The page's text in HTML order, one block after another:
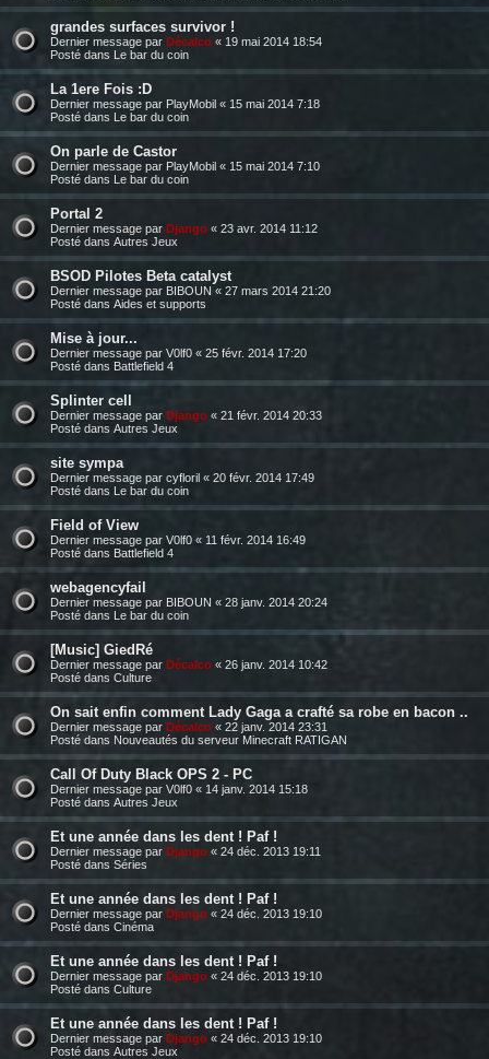
grandes surfaces survivor !
Dernier message par Décalco « 19 mai 2014 18:54
Posté dans Le bar du coin
La 1ere Fois :D
Dernier message par PlayMobil « 15 mai 2014 7:18
Posté dans Le bar du coin
On parle de Castor
Dernier message par PlayMobil « 15 mai 2014 7:10
Posté dans Le bar du coin
Portal 2
Dernier message par Django « 23 avr. 2014 11:12
Posté dans Autres Jeux
BSOD Pilotes Beta catalyst
Dernier message par BIBOUN « 27 mars 2014 21:20
Posté dans Aides et supports
Mise à jour...
Dernier message par V0lf0 « 25 févr. 2014 17:20
Posté dans Battlefield 4
Splinter cell
Dernier message par Django « 21 févr. 2014 20:33
Posté dans Autres Jeux
site sympa
Dernier message par cyfloril « 20 févr. 2014 17:49
Posté dans Le bar du coin
Field of View
Dernier message par V0lf0 « 11 févr. 2014 16:49
Posté dans Battlefield 4
webagencyfail
Dernier message par BIBOUN « 28 janv. 2014 20:24
Posté dans Le bar du coin
[Music] GiedRé
Dernier message par Décalco « 26 janv. 2014 10:42
Posté dans Culture
On sait enfin comment Lady Gaga a crafté sa robe en bacon ..
Dernier message par Décalco « 22 janv. 2014 23:31
Posté dans Nouveautés du serveur Minecraft RATIGAN
Call Of Duty Black OPS 2 - PC
Dernier message par V0lf0 « 14 janv. 2014 15:18
Posté dans Autres Jeux
Et une année dans les dent ! Paf !
Dernier message par Django « 24 déc. 2013 19:11
Posté dans Séries
Et une année dans les dent ! Paf !
Dernier message par Django « 24 déc. 2013 19:10
Posté dans Cinéma
Et une année dans les dent ! Paf !
Dernier message par Django « 24 déc. 2013 19:10
Posté dans Culture
Et une année dans les dent ! Paf !
Dernier message par Django « 24 déc. 2013 19:10
Posté dans Autres Jeux